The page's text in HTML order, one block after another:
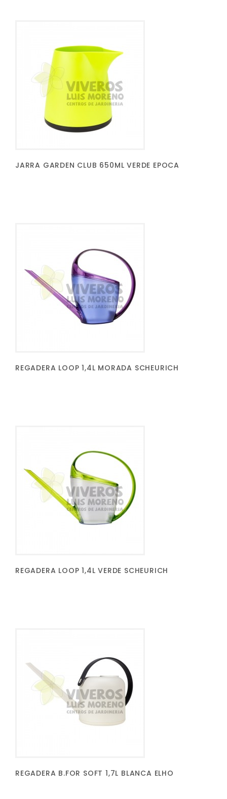
JARRA GARDEN CLUB 650ML VERDE EPOCA
REGADERA LOOP 1,4L MORADA SCHEURICH
REGADERA LOOP 1,4L VERDE SCHEURICH
REGADERA B.FOR SOFT 1,7L BLANCA ELHO